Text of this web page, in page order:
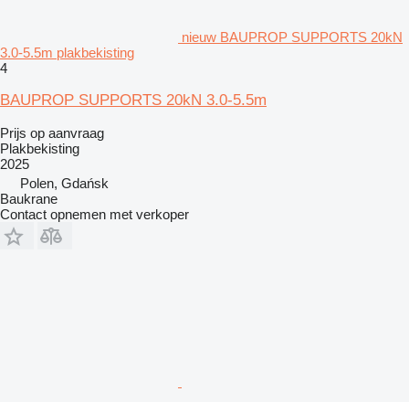
nieuw BAUPROP SUPPORTS 20kN
3.0-5.5m plakbekisting
4
BAUPROP SUPPORTS 20kN 3.0-5.5m
Prijs op aanvraag
Plakbekisting
2025
Polen, Gdańsk
Baukrane
Contact opnemen met verkoper